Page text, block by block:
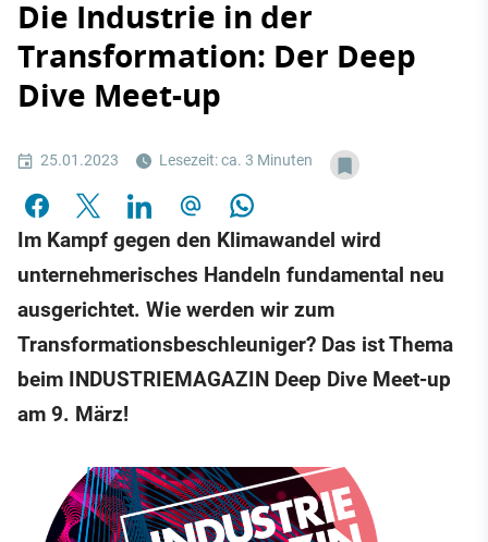
Die Industrie in der
Transformation: Der Deep
Dive Meet-up
25.01.2023 Lesezeit: ca. 3 Minuten
Im Kampf gegen den Klimawandel wird
unternehmerisches Handeln fundamental neu
ausgerichtet. Wie werden wir zum
Transformationsbeschleuniger? Das ist Thema
beim INDUSTRIEMAGAZIN Deep Dive Meet-up
am 9. März!